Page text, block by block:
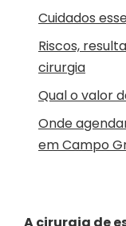
Cuidados
Riscos,
cirurgia
Qual o valor
Onde
em Campo